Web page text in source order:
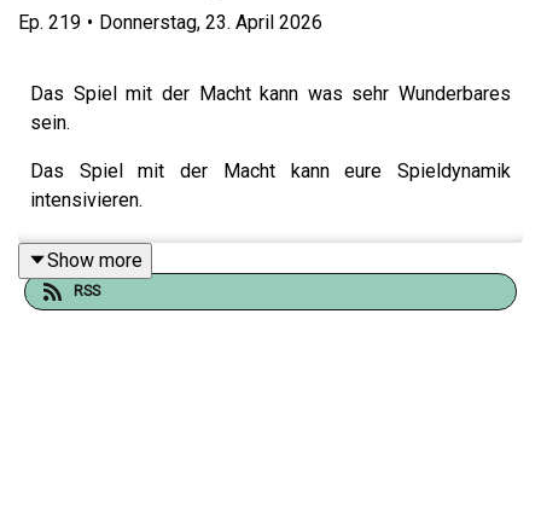
Ep. 219 • Donnerstag, 23. April 2026
Das Spiel mit der Macht kann was sehr Wunderbares
sein.
Das Spiel mit der Macht kann eure Spieldynamik
intensivieren.
Das Spiel mit der Macht kann das aber nur, wenn die
Show more
RSS